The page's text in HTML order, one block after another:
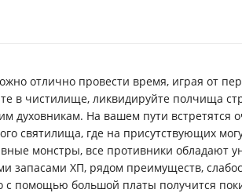
отлично провести время, играя от
в чистилище, ликвидируйте полчища
духовникам. На вашем пути встретятся
святилища, где на присутствующих
монстры, все противники обладают
ХП, рядом преимуществ,
с помощью большой платы получится